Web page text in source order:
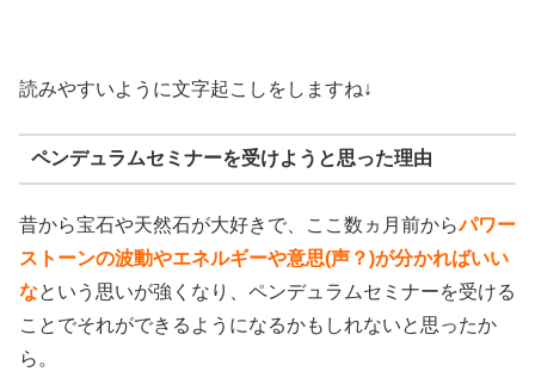
読みやすいように文字起こしをしますね↓
ペンデュラムセミナーを受けようと思った理由
昔から宝石や天然石が大好きで、ここ数ヵ月前からパワー
ストーンの波動やエネルギーや意思(声？)が分かればいい
なという思いが強くなり、ペンデュラムセミナーを受ける
ことでそれができるようになるかもしれないと思ったか
ら。